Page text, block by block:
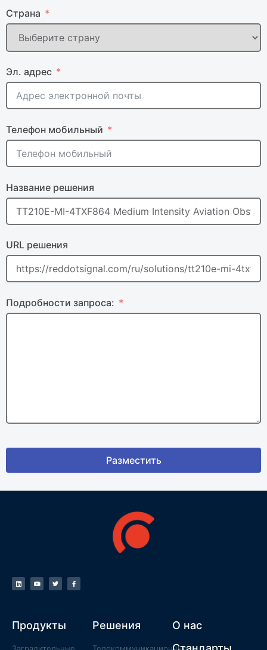
Страна
Эл. адрес
Телефон мобильный
Название решения
URL решения
Подробности запроса:
Разместить
Продукты Решения
О нас